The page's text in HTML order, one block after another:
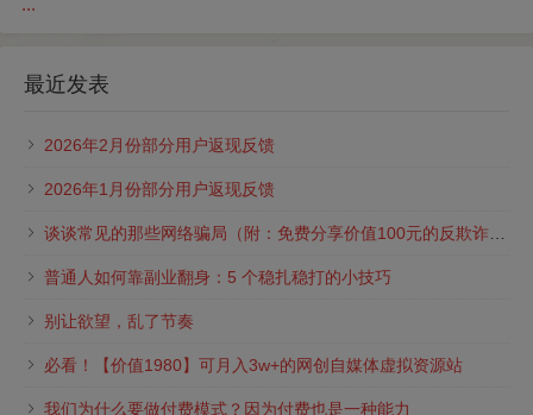
...
最近发表
2026年2月份部分用户返现反馈
2026年1月份部分用户返现反馈
谈谈常见的那些网络骗局（附：免费分享价值100元的反欺诈白皮书）
普通人如何靠副业翻身：5 个稳扎稳打的小技巧
别让欲望，乱了节奏
必看！【价值1980】可月入3w+的网创自媒体虚拟资源站
我们为什么要做付费模式？因为付费也是一种能力